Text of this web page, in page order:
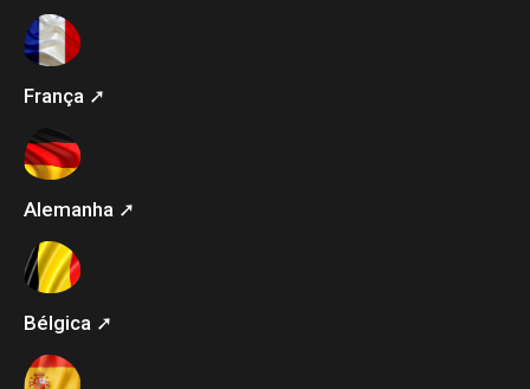
França ➚
Alemanha ➚
Bélgica ➚